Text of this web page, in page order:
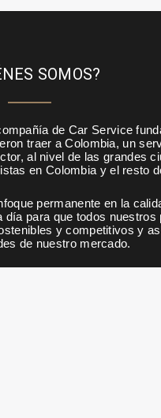
SOMOS?
de Car Service
traer a Colombia, un
al nivel de las grandes
en Colombia y el resto
permanente en la
para que todos nuestros
y competitivos y
de nuestro mercado.